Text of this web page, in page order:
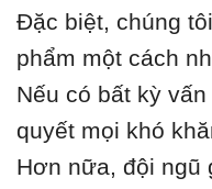
Đặc biệt, chúng
phẩm một cách
Nếu có bất kỳ
quyết mọi khó
Hơn nữa, đội ngũ